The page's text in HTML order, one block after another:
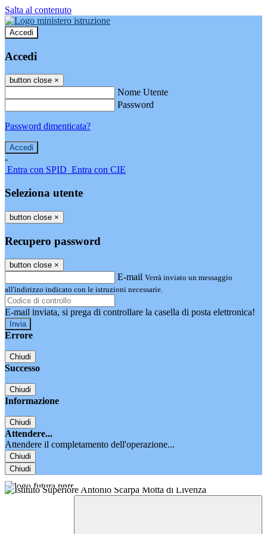
Salta al contenuto
Accedi
Accedi
button close ×
Nome Utente
Password
Password dimenticata?
-
Entra con SPID Entra con CIE
Seleziona utente
button close ×
Recupero password
button close ×
E-mail Verrà inviato un messaggio
all'indirizzo indicato con le istruzioni necessarie.
E-mail inviata, si prega di controllare la casella di posta elettronica!
Errore
Chiudi
Successo
Chiudi
Informazione
Chiudi
Attendere...
Attendere il completamento dell'operazione...
Chiudi
Chiudi